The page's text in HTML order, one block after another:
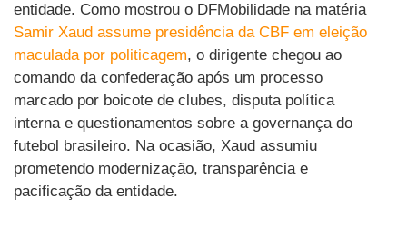
entidade. Como mostrou o DFMobilidade na matéria
Samir Xaud assume presidência da CBF em eleição
maculada por politicagem, o dirigente chegou ao
comando da confederação após um processo
marcado por boicote de clubes, disputa política
interna e questionamentos sobre a governança do
futebol brasileiro. Na ocasião, Xaud assumiu
prometendo modernização, transparência e
pacificação da entidade.